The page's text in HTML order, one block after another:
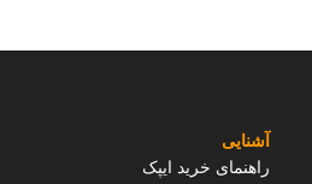
آشنایی
راهنمای خرید ایپک